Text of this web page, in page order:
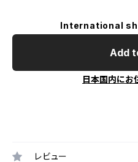
International
Add
日本国内にお
レビュー